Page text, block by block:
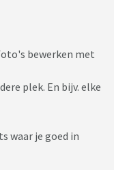
bewerken met
plek. En bijv. elke
waar je goed in